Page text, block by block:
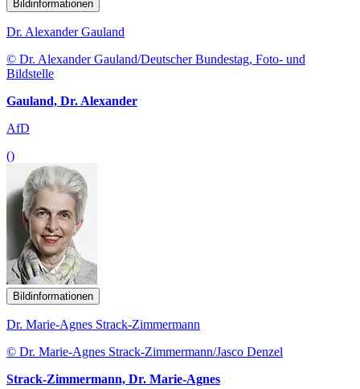
Bildinformationen
Dr. Alexander Gauland
© Dr. Alexander Gauland/Deutscher Bundestag, Foto- und
Bildstelle
Gauland, Dr. Alexander
AfD
()
Bildinformationen
Dr. Marie-Agnes Strack-Zimmermann
© Dr. Marie-Agnes Strack-Zimmermann/Jasco Denzel
Strack-Zimmermann, Dr. Marie-Agnes